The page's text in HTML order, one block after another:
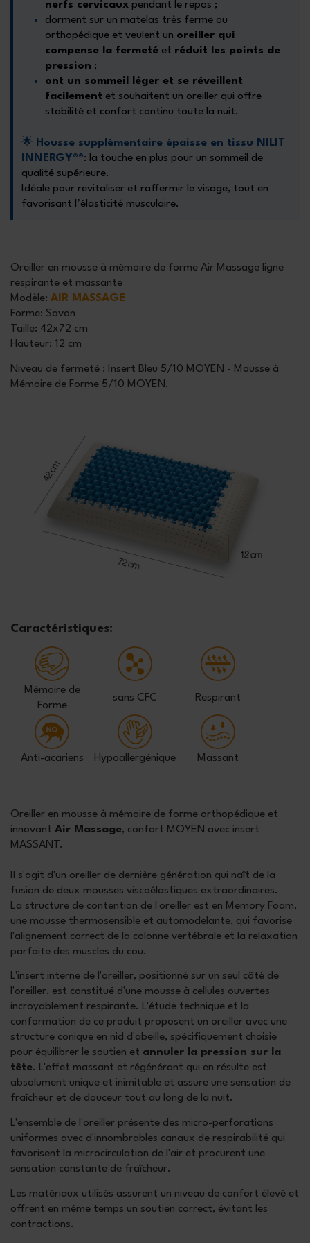
nerfs cervicaux pendant le repos ;
dorment sur un matelas très ferme ou
orthopédique et veulent un oreiller qui
compense la fermeté et réduit les points de
pression ;
ont un sommeil léger et se réveillent
facilement et souhaitent un oreiller qui offre
stabilité et confort continu toute la nuit.
🌟 Housse supplémentaire épaisse en tissu NILIT
INNERGY®®: la touche en plus pour un sommeil de
qualité supérieure.
Idéale pour revitaliser et raffermir le visage, tout en
favorisant l’élasticité musculaire.
Oreiller en mousse à mémoire de forme Air Massage ligne
respirante et massante
Modèle: AIR MASSAGE
Forme: Savon
Taille: 42x72 cm
Hauteur: 12 cm
Niveau de fermeté : Insert Bleu 5/10 MOYEN - Mousse à
Mémoire de Forme 5/10 MOYEN.
Caractéristiques:
Mémoire de
Forme
sans CFC Respirant
Anti-acariens Hypoallergénique Massant
Oreiller en mousse à mémoire de forme orthopédique et
innovant Air Massage, confort MOYEN avec insert
MASSANT.
Il s'agit d'un oreiller de dernière génération qui naît de la
fusion de deux mousses viscoélastiques extraordinaires.
La structure de contention de l'oreiller est en Memory Foam,
une mousse thermosensible et automodelante, qui favorise
l'alignement correct de la colonne vertébrale et la relaxation
parfaite des muscles du cou.
L'insert interne de l'oreiller, positionné sur un seul côté de
l'oreiller, est constitué d'une mousse à cellules ouvertes
incroyablement respirante. L'étude technique et la
conformation de ce produit proposent un oreiller avec une
structure conique en nid d'abeille, spécifiquement choisie
pour équilibrer le soutien et annuler la pression sur la
tête. L'effet massant et régénérant qui en résulte est
absolument unique et inimitable et assure une sensation de
fraîcheur et de douceur tout au long de la nuit.
L'ensemble de l'oreiller présente des micro-perforations
uniformes avec d'innombrables canaux de respirabilité qui
favorisent la microcirculation de l'air et procurent une
sensation constante de fraîcheur.
Les matériaux utilisés assurent un niveau de confort élevé et
offrent en même temps un soutien correct, évitant les
contractions.